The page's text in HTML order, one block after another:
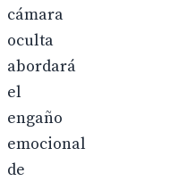
cámara
oculta
abordará
el
engaño
emocional
de